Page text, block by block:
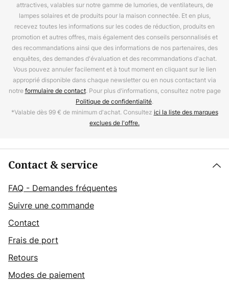
attractives, valables sur notre gamme de lumories, de ventilateurs, de
lampes solaires et de produits pour la maison connectée. Et en plus,
recevez toutes les informations sur les codes de réduction, produits en
promotion et autres offres, mais également des conseils personnalisés et
des recommandations ainsi que des informations de nos partenaires, des
enquêtes, des demandes d'évaluation et des recommandations d'achat.
Vous pouvez annuler facilement et à tout moment en cliquant sur le lien
approprié disponible dans chaque newsletter ou en nous contactant via
notreformulaire de contact. Pour plus d'informations, consultez notre page
Politique de confidentialité.
*Valable dès 99 € de minimum d'achat. Consultez ici la liste des marques
exclues de l'offre.
Contact & service
FAQ - Demandes fréquentes
Suivre une commande
Contact
Frais de port
Retours
Modes de paiement